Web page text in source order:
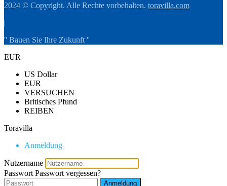
2024 © Copyright. Alle Rechte vorbehalten. toravilla.com
|
'' Bauen Sie Ihre Zukunft ''
EUR
US Dollar
EUR
VERSUCHEN
Britisches Pfund
REIBEN
Toravilla
Anmeldung
Nutzername
Passwort Passwort vergessen?
Anmeldung